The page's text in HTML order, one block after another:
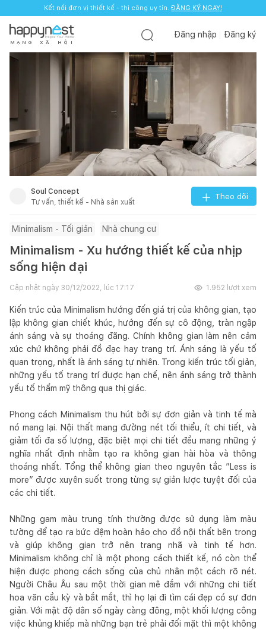
Kết nối đơn vị thiết kế - thi công uy tín. ĐĂNG KÝ NGAY!
M Ạ N G X Ã H Ộ I
Đăng nhập Đăng ký
Soul Concept
Tư vấn, thiết kế - Nhà sản xuất
Theo dõi
Minimalism - Tối giản Nhà chung cư
Minimalism - Xu hướng thiết kế của nhịp
sống hiện đại
Cập nhật ngày 30/12/2022, lúc 17:17 1.952 lượt xem
Kiến trúc của Minimalism hướng đến giá trị của không gian, tạo
lập không gian chiết khúc, hướng đến sự cô động, tràn ngập
ánh sáng và sự thoáng đãng. Chính không gian làm nên cảm
xúc chứ không phải đồ đạc hay trang trí. Ánh sáng là yếu tố
quan trọng, nhất là ánh sáng tự nhiên. Trong kiến trúc tối giản,
những yếu tố trang trí được hạn chế, nên ánh sáng trở thành
yếu tố thẩm mỹ thông qua thị giác.
Phong cách Minimalism thu hút bởi sự đơn giản và tinh tế mà
nó mang lại. Nội thất mang đường nét tối thiểu, ít chi tiết, và
giảm tối đa số lượng, đặc biệt mọi chi tiết đều mang những ý
nghĩa nhất định nhằm tạo ra không gian hài hòa và thông
thoáng nhất. Tổng thể không gian theo nguyên tắc ”Less is
more” được xuyên suốt trong từng sự giản lược tuyệt đối của
các chi tiết.
N hững gam màu trung tính thường được sử dụng làm màu
tường để tạo ra bức đệm hoàn hảo cho đồ nội thất bên trong
và giúp không gian trở nên trang nhã và tinh tế hơn.
Minimalism không chỉ là một phong cách thiết kế, nó còn thể
hiện được phong cách sống của chủ nhân một cách rõ nét.
Người Châu Âu sau một thời gian mê đắm với những chi tiết
hoa văn cầu kỳ và bắt mắt, thì họ lại đi tìm cái đẹp có sự đơn
giản. Với mật độ dân số ngày càng đông, một khối lượng công
việc khủng khiếp mà những bạn trẻ phải đối mặt thì một không